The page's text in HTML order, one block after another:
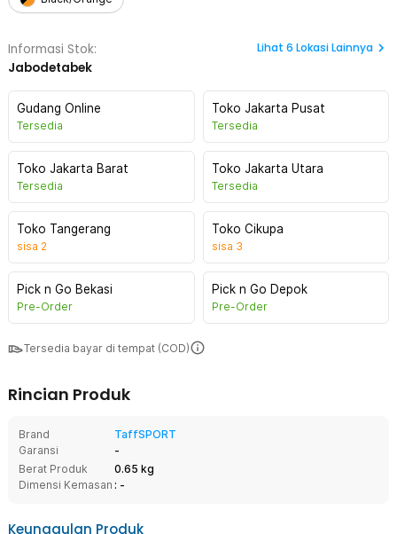
Informasi Stok:
Jabodetabek
Lihat 6 Lokasi Lainnya
Gudang Online
Tersedia
Toko Jakarta Pusat
Tersedia
Toko Jakarta Barat
Tersedia
Toko Jakarta Utara
Tersedia
Toko Tangerang
sisa 2
Toko Cikupa
sisa 3
Pick n Go Bekasi
Pre-Order
Pick n Go Depok
Pre-Order
Tersedia bayar di tempat (COD)
Rincian Produk
Brand
TaffSPORT
Garansi
-
Berat Produk
0.65 kg
Dimensi Kemasan : -
Keunggulan Produk